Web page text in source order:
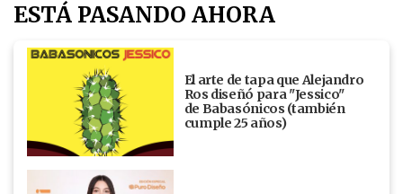
ESTÁ PASANDO AHORA
El arte de tapa que Alejandro
Ros diseñó para "Jessico"
de Babasónicos (también
cumple 25 años)